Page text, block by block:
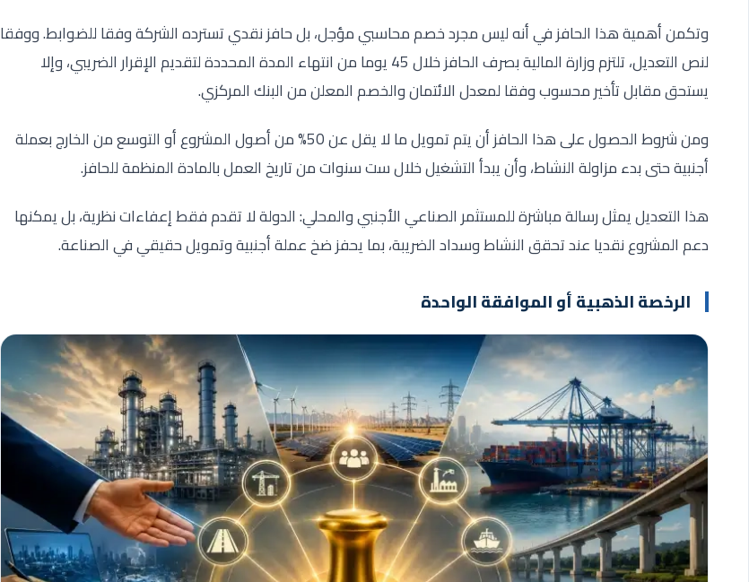
وتكمن أهمية هذا الحافز في أنه ليس مجرد خصم محاسبي مؤجل، بل حافز نقدي تسترده الشركة وفقا للضوابط. ووفقا
لنص التعديل، تلتزم وزارة المالية بصرف الحافز خلال 45 يوما من انتهاء المدة المحددة لتقديم الإقرار الضريبي، وإلا
يستحق مقابل تأخير محسوب وفقا لمعدل الائتمان والخصم المعلن من البنك المركزي.
ومن شروط الحصول على هذا الحافز أن يتم تمويل ما لا يقل عن 50% من أصول المشروع أو التوسع من الخارج بعملة
أجنبية حتى بدء مزاولة النشاط، وأن يبدأ التشغيل خلال ست سنوات من تاريخ العمل بالمادة المنظمة للحافز.
هذا التعديل يمثل رسالة مباشرة للمستثمر الصناعي الأجنبي والمحلي: الدولة لا تقدم فقط إعفاءات نظرية، بل يمكنها
دعم المشروع نقديا عند تحقق النشاط وسداد الضريبة، بما يحفز ضخ عملة أجنبية وتمويل حقيقي في الصناعة.
الرخصة الذهبية أو الموافقة الواحدة